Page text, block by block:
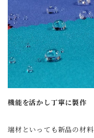
機能を活かし丁寧に製作
端材といっても新品の材